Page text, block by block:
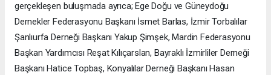
gerçekleşen buluşmada ayrıca; Ege Doğu ve Güneydoğu
Dernekler Federasyonu Başkanı İsmet Barlas, İzmir Torbalılar
Şanlıurfa Derneği Başkanı Yakup Şimşek, Mardin Federasyonu
Başkan Yardımcısı Reşat Kılıçarslan, Bayraklı İzmirliler Derneği
Başkanı Hatice Topbaş, Konyalılar Derneği Başkanı Hasan